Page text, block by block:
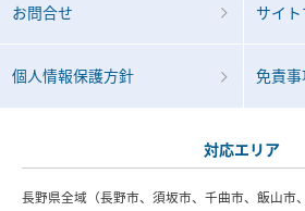
お問合せ サイ
個人情報保護方針 免責
対応エリア
長野県全域（長野市、須坂市、千曲市、飯山市